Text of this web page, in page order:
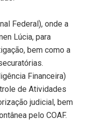
Federal), onde a
Lúcia, para
bem como a
Financeira)
de Atividades
judicial, bem
pelo COAF.